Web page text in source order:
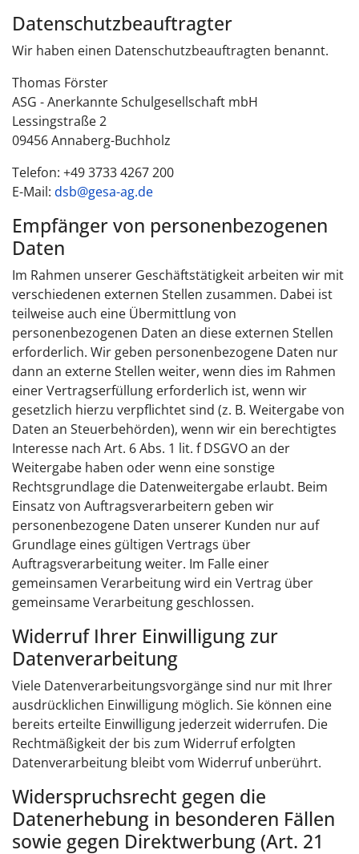
Datenschutz­beauftragter
Wir haben einen Datenschutzbeauftragten benannt.
Thomas Förster
ASG - Anerkannte Schulgesellschaft mbH
Lessingstraße 2
09456 Annaberg-Buchholz
Telefon: +49 3733 4267 200
E-Mail: dsb@gesa-ag.de
Empfänger von personenbezogenen
Daten
Im Rahmen unserer Geschäftstätigkeit arbeiten wir mit
verschiedenen externen Stellen zusammen. Dabei ist
teilweise auch eine Übermittlung von
personenbezogenen Daten an diese externen Stellen
erforderlich. Wir geben personenbezogene Daten nur
dann an externe Stellen weiter, wenn dies im Rahmen
einer Vertragserfüllung erforderlich ist, wenn wir
gesetzlich hierzu verpflichtet sind (z. B. Weitergabe von
Daten an Steuerbehörden), wenn wir ein berechtigtes
Interesse nach Art. 6 Abs. 1 lit. f DSGVO an der
Weitergabe haben oder wenn eine sonstige
Rechtsgrundlage die Datenweitergabe erlaubt. Beim
Einsatz von Auftragsverarbeitern geben wir
personenbezogene Daten unserer Kunden nur auf
Grundlage eines gültigen Vertrags über
Auftragsverarbeitung weiter. Im Falle einer
gemeinsamen Verarbeitung wird ein Vertrag über
gemeinsame Verarbeitung geschlossen.
Widerruf Ihrer Einwilligung zur
Datenverarbeitung
Viele Datenverarbeitungsvorgänge sind nur mit Ihrer
ausdrücklichen Einwilligung möglich. Sie können eine
bereits erteilte Einwilligung jederzeit widerrufen. Die
Rechtmäßigkeit der bis zum Widerruf erfolgten
Datenverarbeitung bleibt vom Widerruf unberührt.
Widerspruchsrecht gegen die
Datenerhebung in besonderen Fällen
sowie gegen Direktwerbung (Art. 21